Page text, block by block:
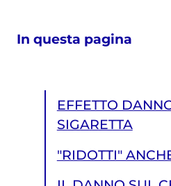
In questa pagina
EFFETTO
SIGARETTA
"RIDOTTI"